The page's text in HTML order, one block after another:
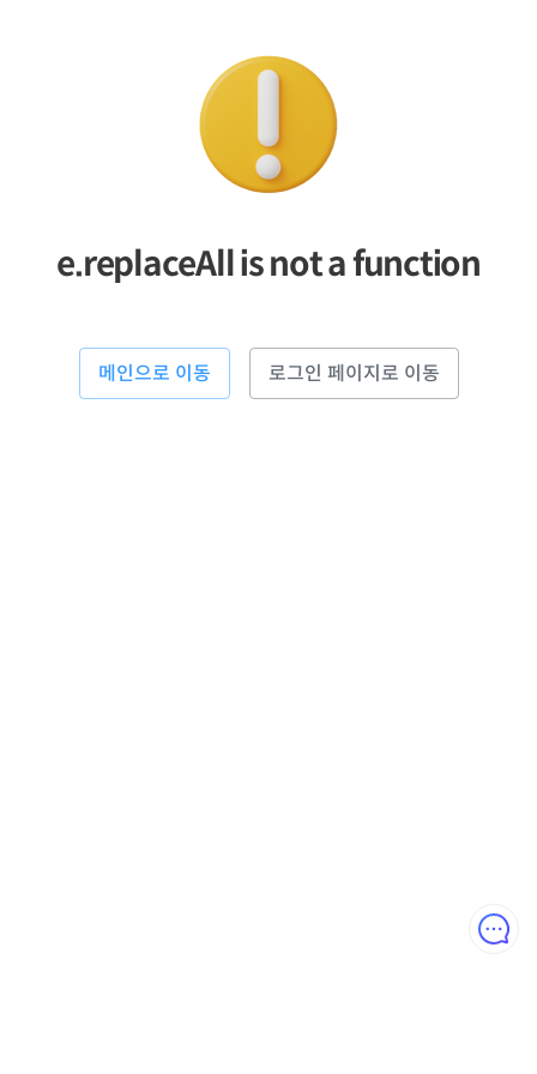
e.replaceAll is not a function
메인으로 이동 로그인 페이지로 이동